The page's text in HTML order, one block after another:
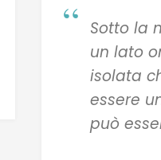
Sotto la
un lato
isolata
essere
può